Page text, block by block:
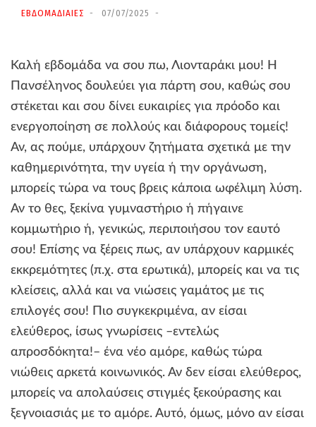
ΕΒΔΟΜΑΔΙΑΙΕΣ 07/07/2025
Καλή εβδομάδα να σου πω, Λιονταράκι μου! Η
Πανσέληνος δουλεύει για πάρτη σου, καθώς σου
στέκεται και σου δίνει ευκαιρίες για πρόοδο και
ενεργοποίηση σε πολλούς και διάφορους τομείς!
Αν, ας πούμε, υπάρχουν ζητήματα σχετικά με την
καθημερινότητα, την υγεία ή την οργάνωση,
μπορείς τώρα να τους βρεις κάποια ωφέλιμη λύση.
Αν το θες, ξεκίνα γυμναστήριο ή πήγαινε
κομμωτήριο ή, γενικώς, περιποιήσου τον εαυτό
σου! Επίσης να ξέρεις πως, αν υπάρχουν καρμικές
εκκρεμότητες (π.χ. στα ερωτικά), μπορείς και να τις
κλείσεις, αλλά και να νιώσεις γαμάτος με τις
επιλογές σου! Πιο συγκεκριμένα, αν είσαι
ελεύθερος, ίσως γνωρίσεις –εντελώς
απροσδόκητα!– ένα νέο αμόρε, καθώς τώρα
νιώθεις αρκετά κοινωνικός. Αν δεν είσαι ελεύθερος,
μπορείς να απολαύσεις στιγμές ξεκούρασης και
ξεγνοιασιάς με το αμόρε. Αυτό, όμως, μόνο αν είσαι